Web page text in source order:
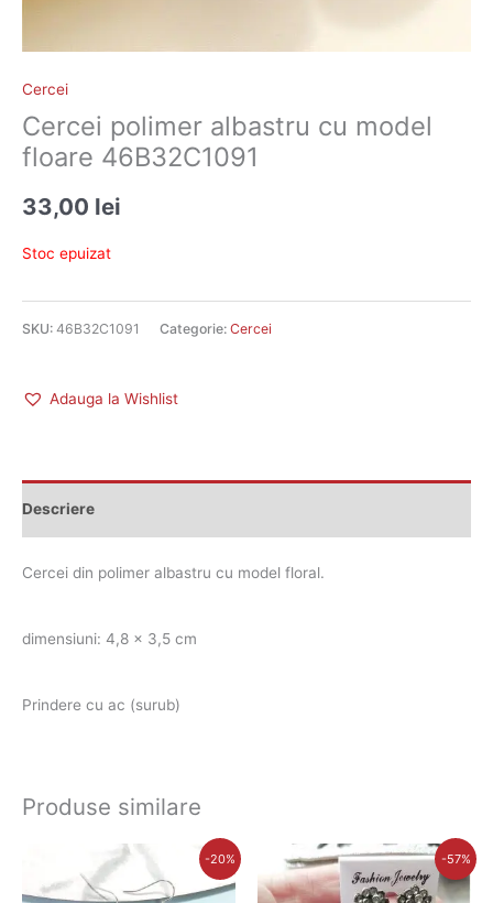
Cercei
Cercei polimer albastru cu model
floare 46B32C1091
33,00 lei
Stoc epuizat
SKU: 46B32C1091 Categorie: Cercei
Adauga la Wishlist
Descriere
Cercei din polimer albastru cu model floral.
dimensiuni: 4,8 x 3,5 cm
Prindere cu ac (surub)
Produse similare
-20%
inițial
a
este:
-57%
Prețul
inițial
a
Prețul
curent
este: